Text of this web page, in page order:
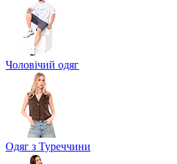
Чоловічий одяг
Одяг з Туреччини